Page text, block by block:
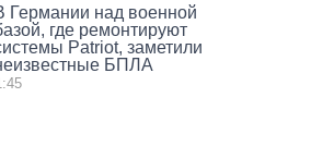
Германии над военной
где ремонтируют
Patriot, заметили
БПЛА